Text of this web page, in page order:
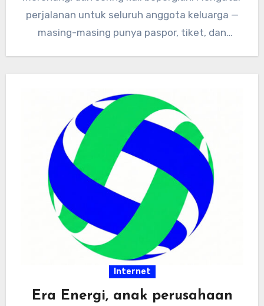
perjalanan untuk seluruh anggota keluarga —
masing-masing punya paspor, tiket, dan
Internet
Era Energi, anak perusahaan